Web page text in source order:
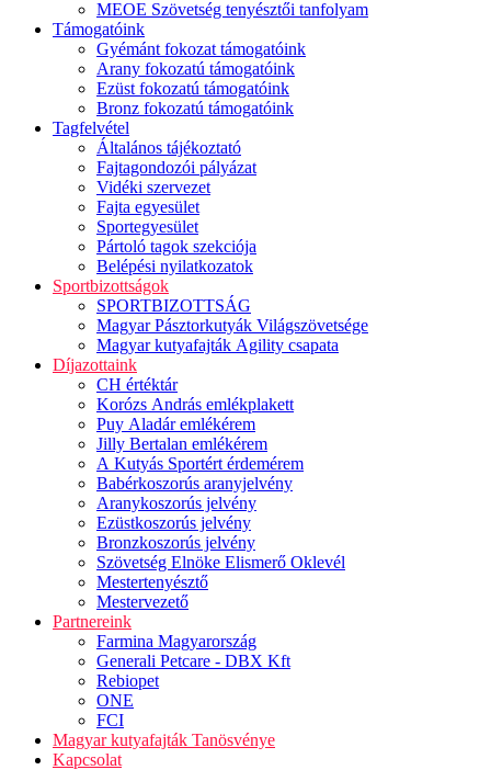
MEOE Szövetség tenyésztői tanfolyam
Támogatóink
Gyémánt fokozat támogatóink
Arany fokozatú támogatóink
Ezüst fokozatú támogatóink
Bronz fokozatú támogatóink
Tagfelvétel
Általános tájékoztató
Fajtagondozói pályázat
Vidéki szervezet
Fajta egyesület
Sportegyesület
Pártoló tagok szekciója
Belépési nyilatkozatok
Sportbizottságok
SPORTBIZOTTSÁG
Magyar Pásztorkutyák Világszövetsége
Magyar kutyafajták Agility csapata
Díjazottaink
CH értéktár
Korózs András emlékplakett
Puy Aladár emlékérem
Jilly Bertalan emlékérem
A Kutyás Sportért érdemérem
Babérkoszorús aranyjelvény
Aranykoszorús jelvény
Ezüstkoszorús jelvény
Bronzkoszorús jelvény
Szövetség Elnöke Elismerő Oklevél
Mestertenyésztő
Mestervezető
Partnereink
Farmina Magyarország
Generali Petcare - DBX Kft
Rebiopet
ONE
FCI
Magyar kutyafajták Tanösvénye
Kapcsolat